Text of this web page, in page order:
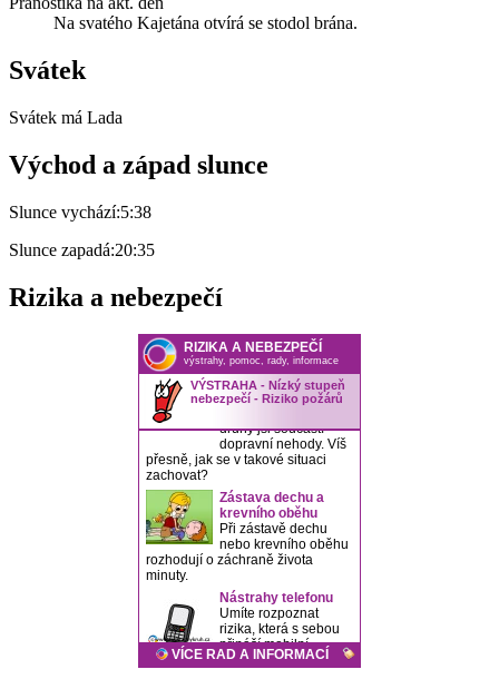
Na svatého Kajetána otvírá se stodol brána.
Svátek
Svátek má Lada
Východ a západ slunce
Slunce vychází:5:38
Slunce zapadá:20:35
Rizika a nebezpečí